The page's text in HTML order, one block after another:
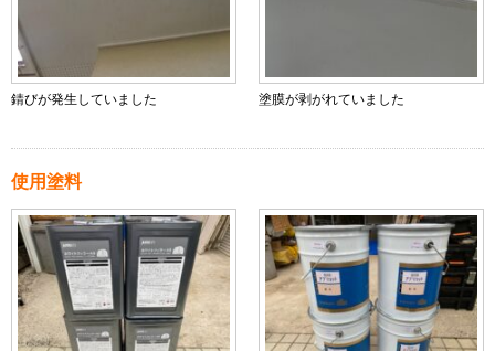
錆びが発生していました 塗膜が剥がれていました
使用塗料